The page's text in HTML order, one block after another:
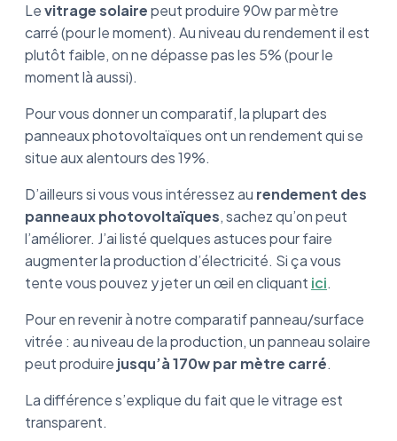
Levitrage solairepeut produire 90w par mètre
carré (pour le moment). Au niveau du rendement il est
plutôt faible, on ne dépasse pas les 5% (pour le
moment là aussi).
Pour vous donner un comparatif, la plupart des
panneaux photovoltaïques ont un rendement qui se
situe aux alentours des 19%.
D’ailleurs si vous vous intéressez au rendement des
panneaux photovoltaïques, sachez qu’on peut
l’améliorer. J’ai listé quelques astuces pour faire
augmenter la production d’électricité. Si ça vous
tente vous pouvez y jeter un œil en cliquant ici.
Pour en revenir à notre comparatif panneau/surface
vitrée : au niveau de la production, un panneau solaire
peut produire jusqu’à 170w par mètre carré.
La différence s’explique du fait que le vitrage est
transparent.